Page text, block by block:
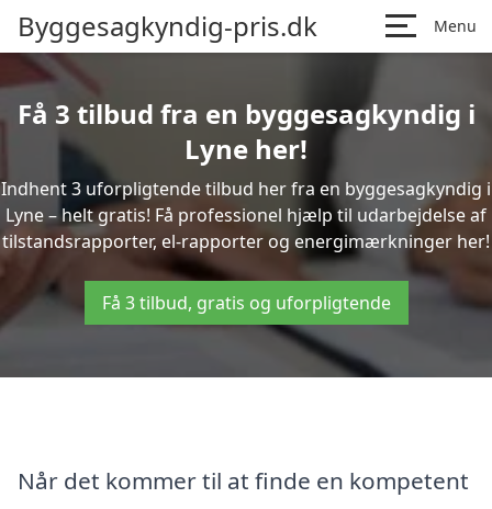
Byggesagkyndig-pris.dk Menu
Få 3 tilbud fra en byggesagkyndig i
Lyne her!
Indhent 3 uforpligtende tilbud her fra en byggesagkyndig i
Lyne – helt gratis! Få professionel hjælp til udarbejdelse af
tilstandsrapporter, el-rapporter og energimærkninger her!
Få 3 tilbud, gratis og uforpligtende
Når det kommer til at finde en kompetent